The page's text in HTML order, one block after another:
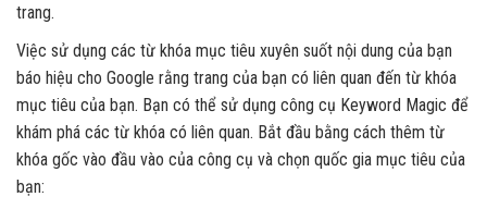
trang.
Việc sử dụng các từ khóa mục tiêu xuyên suốt nội dung của bạn
báo hiệu cho Google rằng trang của bạn có liên quan đến từ khóa
mục tiêu của bạn. Bạn có thể sử dụng công cụ Keyword Magic để
khám phá các từ khóa có liên quan. Bắt đầu bằng cách thêm từ
khóa gốc vào đầu vào của công cụ và chọn quốc gia mục tiêu của
bạn: